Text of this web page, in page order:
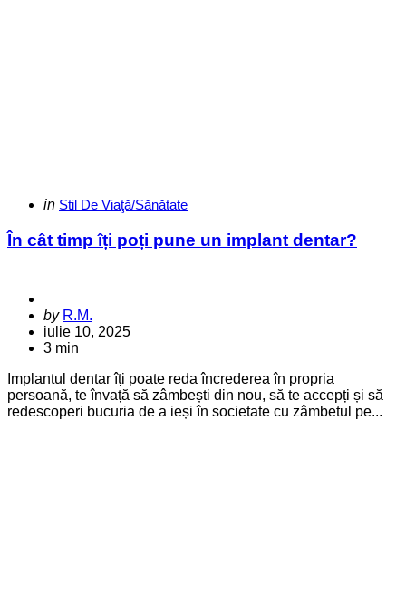
Categories
Posted
in Stil De Viaţă/Sănătate
În cât timp îți poți pune un implant dentar?
Posted
by
by R.M.
iulie 10, 2025
3 min
Implantul dentar îți poate reda încrederea în propria
persoană, te învață să zâmbești din nou, să te accepți și să
redescoperi bucuria de a ieși în societate cu zâmbetul pe...